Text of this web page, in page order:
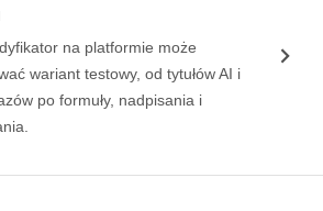
na platformie może
wariant testowy, od tytułów AI i
po formuły, nadpisania i